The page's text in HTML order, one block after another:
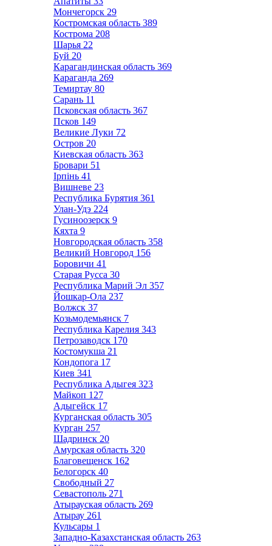
Мончегорск 29
Костромская область 389
Кострома 208
Шарья 22
Буй 20
Карагандинская область 369
Караганда 269
Темиртау 80
Сарань 11
Псковская область 367
Псков 149
Великие Луки 72
Остров 20
Киевская область 363
Бровари 51
Ірпінь 41
Вишневе 23
Республика Бурятия 361
Улан-Удэ 224
Гусиноозерск 9
Кяхта 9
Новгородская область 358
Великий Новгород 156
Боровичи 41
Старая Русса 30
Республика Марий Эл 357
Йошкар-Ола 237
Волжск 37
Козьмодемьянск 7
Республика Карелия 343
Петрозаводск 170
Костомукша 21
Кондопога 17
Киев 341
Республика Адыгея 323
Майкоп 127
Адыгейск 17
Курганская область 305
Курган 257
Шадринск 20
Амурская область 320
Благовещенск 162
Белогорск 40
Свободный 27
Севастополь 271
Атырауская область 269
Атырау 261
Кульсары 1
Западно-Казахстанская область 263